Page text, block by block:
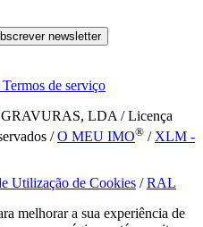
newsletter
de serviço
LDA / Licença
/O MEU IMO® / XLM -
Utilização de Cookies /RAL
melhorar a sua experiência de